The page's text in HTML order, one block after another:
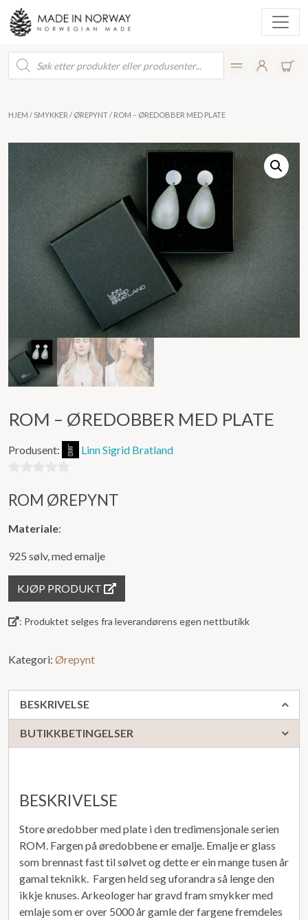
Products
search
HJEM / SMYKKER / ØREPYNT/ ROM – ØREDOBBER MED PLATE
ROM – ØREDOBBER MED PLATE
Produsent: Linn Sigrid Bratland
ut
5
ROM ØREPYNT
Materiale:
925 sølv, med emalje
KJØP PRODUKT
: Produktet selges fra leverandørens egen nettbutikk
Kategori: Ørepynt
BESKRIVELSE
BUTIKKBETINGELSER
BESKRIVELSE
Store øredobber med plate i den tredimensjonale serien
ROM. Fargen på øredobbene er emalje. Emalje er glass
som brennast fast til sølvet og dette er ein mange tusen år
gamal teknikk. Fargen held seg uforandra så lenge den
ikkje knuses. Arkeologer har gravd fram smykker med
emlaje som er over 5000 år gamle der fargene fremdeles